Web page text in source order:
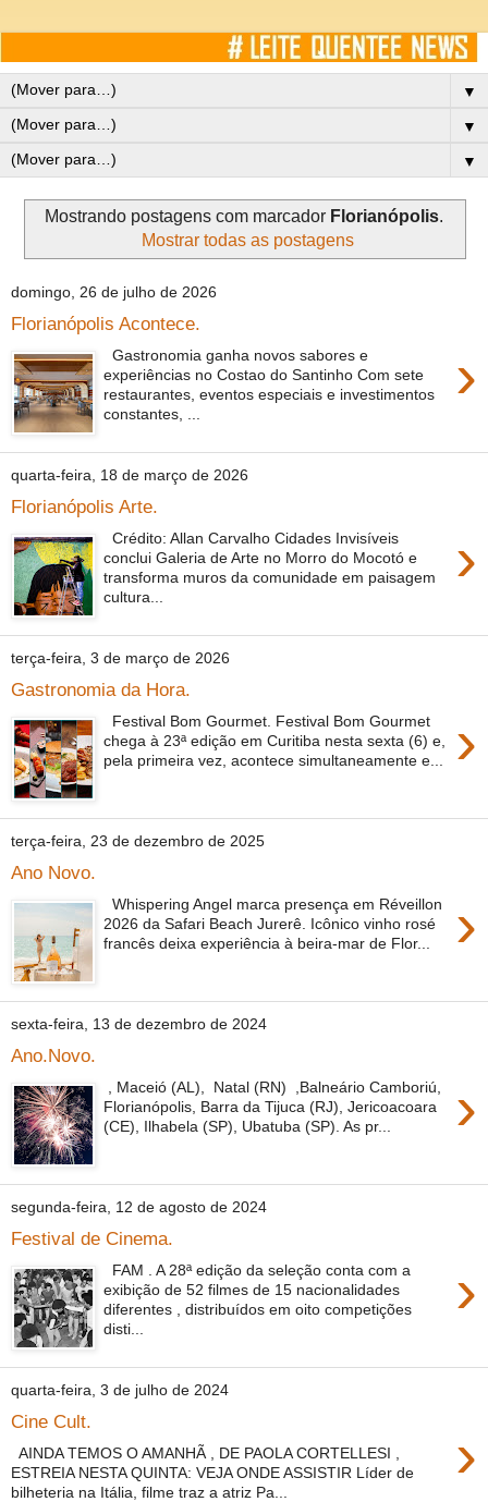
▼
▼
▼
Mostrando postagens com marcador Florianópolis.
Mostrar todas as postagens
domingo, 26 de julho de 2026
Florianópolis Acontece.
›
Gastronomia ganha novos sabores e
experiências no Costao do Santinho Com sete
restaurantes, eventos especiais e investimentos
constantes, ...
quarta-feira, 18 de março de 2026
Florianópolis Arte.
›
Crédito: Allan Carvalho Cidades Invisíveis
conclui Galeria de Arte no Morro do Mocotó e
transforma muros da comunidade em paisagem
cultura...
terça-feira, 3 de março de 2026
Gastronomia da Hora.
›
Festival Bom Gourmet. Festival Bom Gourmet
chega à 23ª edição em Curitiba nesta sexta (6) e,
pela primeira vez, acontece simultaneamente e...
terça-feira, 23 de dezembro de 2025
Ano Novo.
›
Whispering Angel marca presença em Réveillon
2026 da Safari Beach Jurerê. Icônico vinho rosé
francês deixa experiência à beira-mar de Flor...
sexta-feira, 13 de dezembro de 2024
Ano.Novo.
›
, Maceió (AL), Natal (RN) ,Balneário Camboriú,
Florianópolis, Barra da Tijuca (RJ), Jericoacoara
(CE), Ilhabela (SP), Ubatuba (SP). As pr...
segunda-feira, 12 de agosto de 2024
Festival de Cinema.
›
FAM . A 28ª edição da seleção conta com a
exibição de 52 filmes de 15 nacionalidades
diferentes , distribuídos em oito competições
disti...
quarta-feira, 3 de julho de 2024
Cine Cult. ›
AINDA TEMOS O AMANHÃ , DE PAOLA CORTELLESI ,
ESTREIA NESTA QUINTA: VEJA ONDE ASSISTIR Líder de
bilheteria na Itália, filme traz a atriz Pa...